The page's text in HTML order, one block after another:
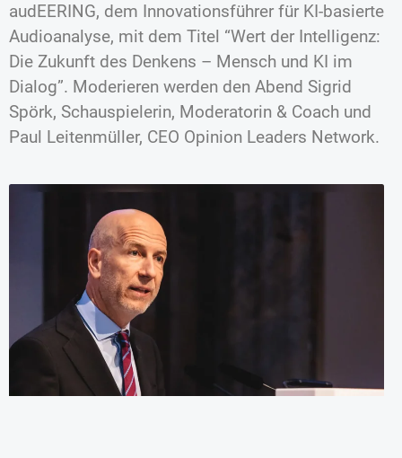
audEERING, dem Innovationsführer für KI-basierte
Audioanalyse, mit dem Titel “Wert der Intelligenz:
Die Zukunft des Denkens – Mensch und KI im
Dialog”. Moderieren werden den Abend Sigrid
Spörk, Schauspielerin, Moderatorin & Coach und
Paul Leitenmüller, CEO Opinion Leaders Network.